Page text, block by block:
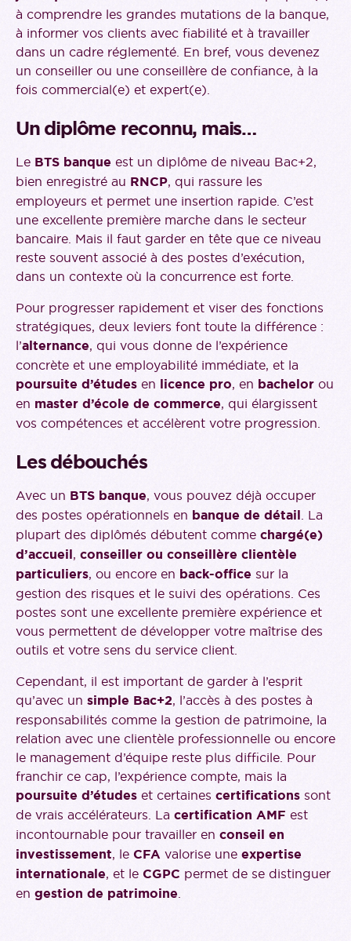
à comprendre les grandes mutations de la banque,
à informer vos clients avec fiabilité et à travailler
dans un cadre réglementé. En bref, vous devenez
un conseiller ou une conseillère de confiance, à la
fois commercial(e) et expert(e).
Un diplôme reconnu, mais…
​​Le BTS banque est un diplôme de niveau Bac+2,
bien enregistré au RNCP, qui rassure les
employeurs et permet une insertion rapide. C’est
une excellente première marche dans le secteur
bancaire. Mais il faut garder en tête que ce niveau
reste souvent associé à des postes d’exécution,
dans un contexte où la concurrence est forte.
Pour progresser rapidement et viser des fonctions
stratégiques, deux leviers font toute la différence :
l’alternance, qui vous donne de l’expérience
concrète et une employabilité immédiate, et la
poursuite d’études en licence pro, en bachelor ou
en master d’école de commerce, qui élargissent
vos compétences et accélèrent votre progression.
Les débouchés
Avec un BTS banque, vous pouvez déjà occuper
des postes opérationnels en banque de détail. La
plupart des diplômés débutent comme chargé(e)
d’accueil, conseiller ou conseillère clientèle
particuliers, ou encore en back-office sur la
gestion des risques et le suivi des opérations. Ces
postes sont une excellente première expérience et
vous permettent de développer votre maîtrise des
outils et votre sens du service client.
Cependant, il est important de garder à l’esprit
qu’avec un simple Bac+2, l’accès à des postes à
responsabilités comme la gestion de patrimoine, la
relation avec une clientèle professionnelle ou encore
le management d’équipe reste plus difficile. Pour
franchir ce cap, l’expérience compte, mais la
poursuite d’études et certaines certifications sont
de vrais accélérateurs. La certification AMF est
incontournable pour travailler en conseil en
investissement, le CFA valorise une expertise
internationale, et le CGPC permet de se distinguer
en gestion de patrimoine.